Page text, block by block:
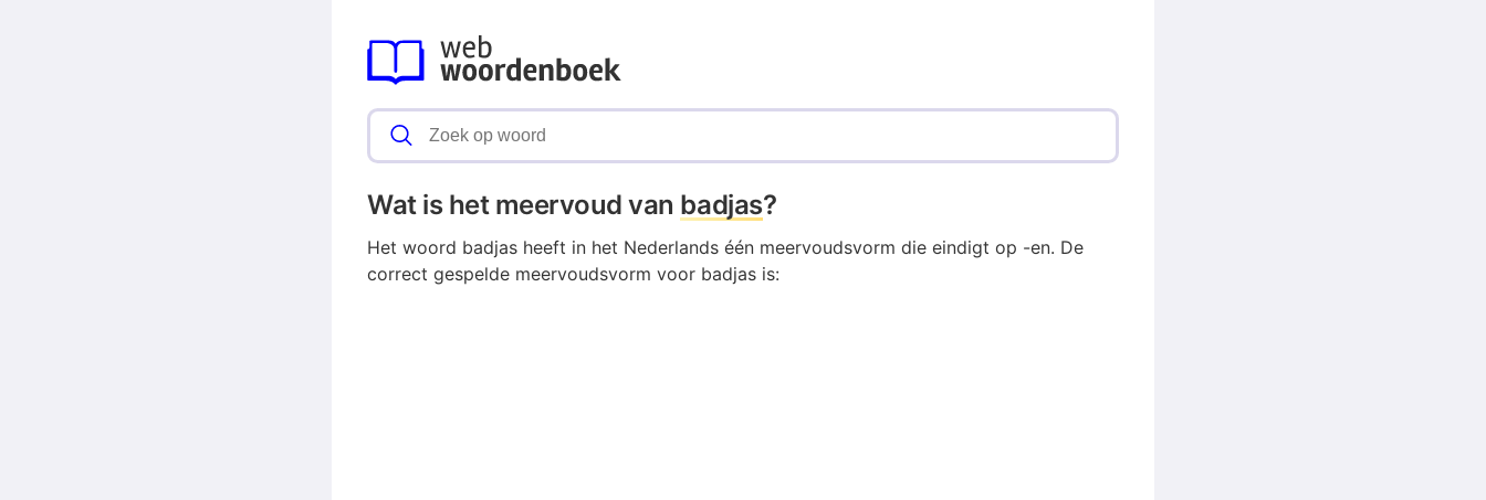
Wat is het meervoud van badjas?
Het woord badjas heeft in het Nederlands één meervoudsvorm die eindigt op -en. De
correct gespelde meervoudsvorm voor badjas is: